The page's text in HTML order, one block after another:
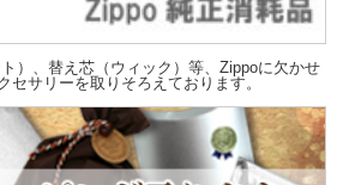
）、替え芯（ウィック）等、Zippoに欠かせ
セサリーを取りそろえております。